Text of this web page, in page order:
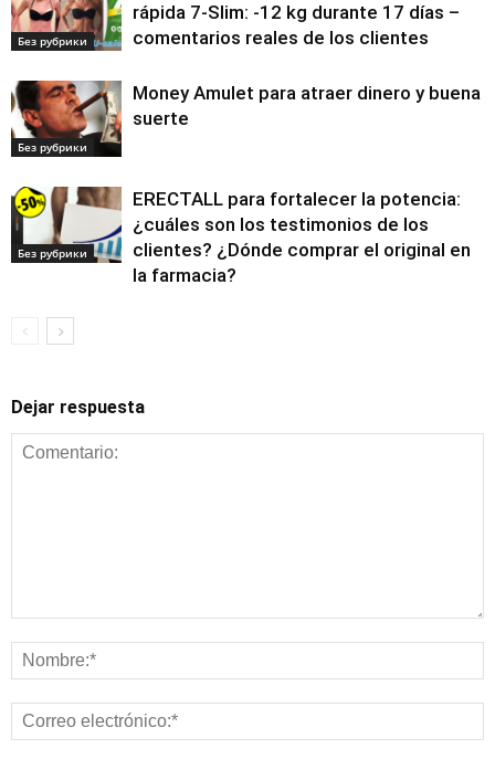
Без рубрики
rápida 7-Slim: -12 kg durante 17 días –
comentarios reales de los clientes
Без рубрики
Money Amulet para atraer dinero y buena
suerte
Без рубрики
ERECTALL para fortalecer la potencia:
¿cuáles son los testimonios de los
clientes? ¿Dónde comprar el original en
la farmacia?
Dejar respuesta